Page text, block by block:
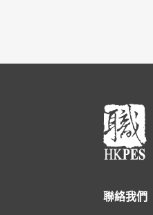
聯絡我們